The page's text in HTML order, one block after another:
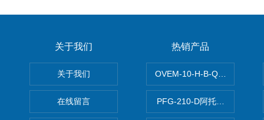
关于我们
关于我们
在线留言
热销产品
OVEM-10-H-B-QO-CE-N-2P
PFG-210-D阿托斯ATOS电